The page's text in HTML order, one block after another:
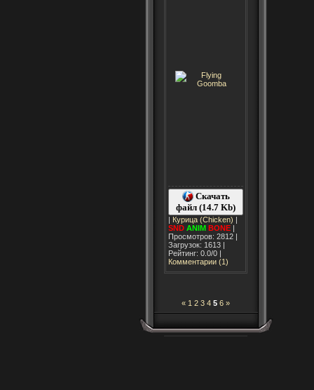
Скачать
файл (14.7 Kb)
| Курица (Chicken) |
SND ANIM BONE |
Просмотров: 2812 |
Загрузок: 1613 |
Рейтинг: 0.0/0 |
Комментарии (1)
« 1 2 3 4 5 6 »